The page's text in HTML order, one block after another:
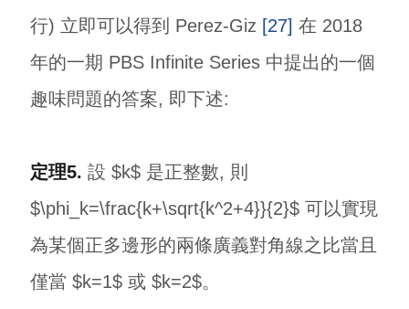
行) 立即可以得到 Perez-Giz [27] 在 2018
年的一期 PBS Infinite Series 中提出的一個
趣味問題的答案, 即下述:
定理5. 設 $k$ 是正整數, 則
$\phi_k=\frac{k+\sqrt{k^2+4}}{2}$ 可以實現
為某個正多邊形的兩條廣義對角線之比當且
僅當 $k=1$ 或 $k=2$。